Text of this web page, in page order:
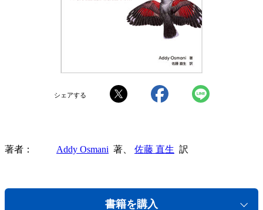
シェアする
著者 Addy Osmani 著、 佐藤 直生 訳
書籍を購入